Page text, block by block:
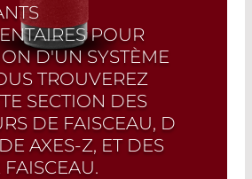
POUR
D'UN SYSTÈME
TROUVEREZ
SECTION DES
DE FAISCEAU, D
AXES-Z, ET DES